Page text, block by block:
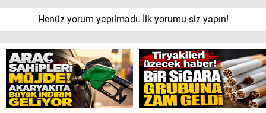
Henüz yorum yapılmadı. İlk yorumu siz yapın!